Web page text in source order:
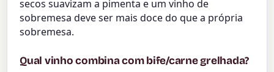
secos suavizam a pimenta e um vinho de
sobremesa deve ser mais doce do que a própria
sobremesa.
Qual vinho combina com bife/carne grelhada?